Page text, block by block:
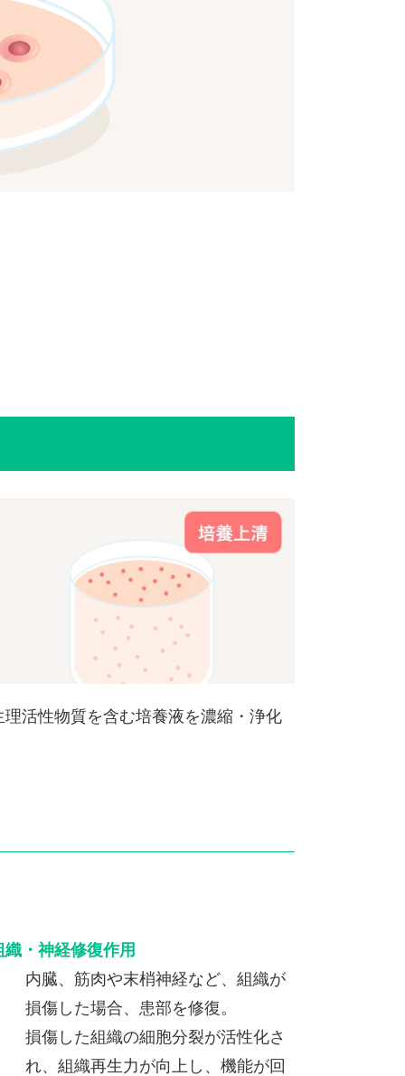
理活性物質を含む培養液を濃縮・浄化
織・神経修復作用
内臓、筋肉や末梢神経など、組織が
損傷した場合、患部を修復。
損傷した組織の細胞分裂が活性化さ
れ、組織再生力が向上し、機能が回